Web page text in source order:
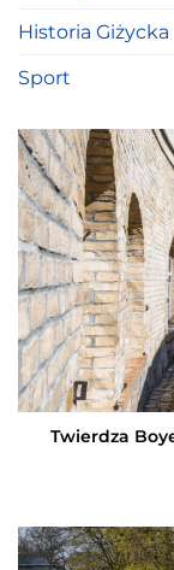
Historia Giżycka
Sport
Twierdza